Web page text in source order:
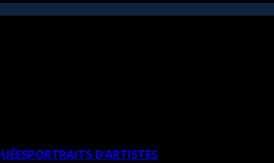
PORTRAITS D’ARTISTES